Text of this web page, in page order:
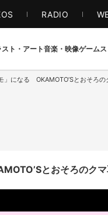
RADIO
スト・アート音楽・映像ゲーム
」になる OKAMOTO’Sとおそろの
とおそろのク